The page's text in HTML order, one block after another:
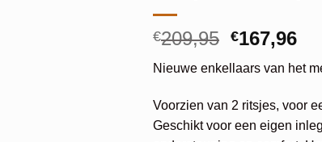
€209,95
was:
€209,95.
€167,96
is:
Nieuwe enkellaars van het
Voorzien van 2 ritsjes, voor
Geschikt voor een eigen